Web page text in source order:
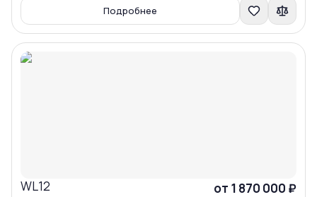
Подробнее
WL12 от 1 870 000 ₽
Сравнить